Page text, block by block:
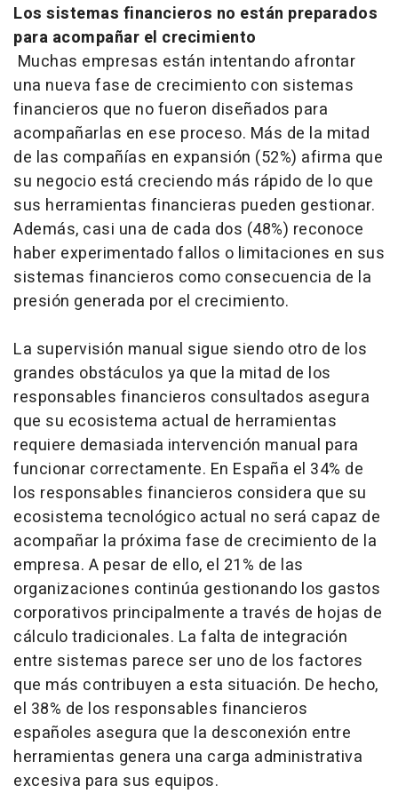
Los sistemas financieros no están preparados
para acompañar el crecimiento
Muchas empresas están intentando afrontar
una nueva fase de crecimiento con sistemas
financieros que no fueron diseñados para
acompañarlas en ese proceso. Más de la mitad
de las compañías en expansión (52%) afirma que
su negocio está creciendo más rápido de lo que
sus herramientas financieras pueden gestionar.
Además, casi una de cada dos (48%) reconoce
haber experimentado fallos o limitaciones en sus
sistemas financieros como consecuencia de la
presión generada por el crecimiento.
La supervisión manual sigue siendo otro de los
grandes obstáculos ya que la mitad de los
responsables financieros consultados asegura
que su ecosistema actual de herramientas
requiere demasiada intervención manual para
funcionar correctamente. En España el 34% de
los responsables financieros considera que su
ecosistema tecnológico actual no será capaz de
acompañar la próxima fase de crecimiento de la
empresa. A pesar de ello, el 21% de las
organizaciones continúa gestionando los gastos
corporativos principalmente a través de hojas de
cálculo tradicionales. La falta de integración
entre sistemas parece ser uno de los factores
que más contribuyen a esta situación. De hecho,
el 38% de los responsables financieros
españoles asegura que la desconexión entre
herramientas genera una carga administrativa
excesiva para sus equipos.